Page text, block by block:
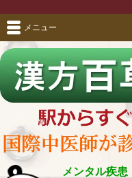
メンタル疾
メニュー